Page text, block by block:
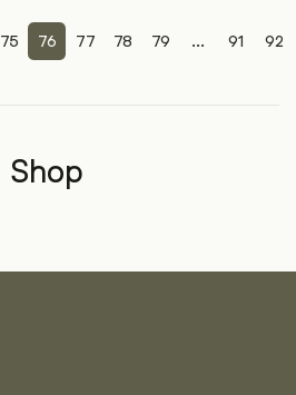
75 76 77 78 79 ... 91 92
Shop